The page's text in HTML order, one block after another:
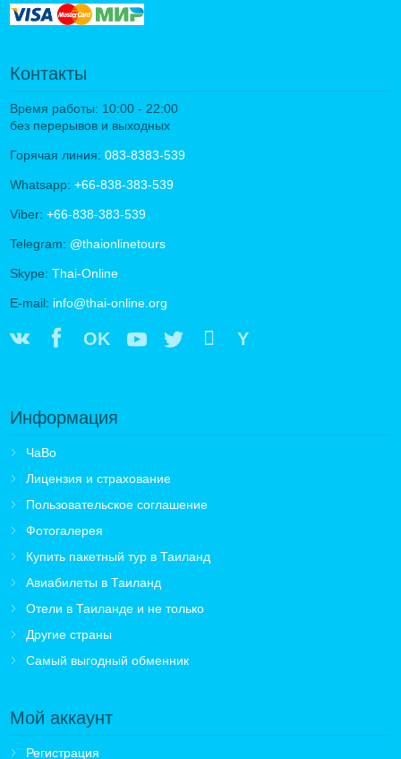
Контакты
Время работы: 10:00 - 22:00
без перерывов и выходных
Горячая линия: 083-8383-539
Whatsapp: +66-838-383-539
Viber: +66-838-383-539
Telegram: @thaionlinetours
Skype: Thai-Online
E-mail: info@thai-online.org
OK Y
Информация
ЧаВо
Лицензия и страхование
Пользовательское соглашение
Фотогалерея
Купить пакетный тур в Таиланд
Авиабилеты в Таиланд
Отели в Таиланде и не только
Другие страны
Самый выгодный обменник
Мой аккаунт
Регистрация